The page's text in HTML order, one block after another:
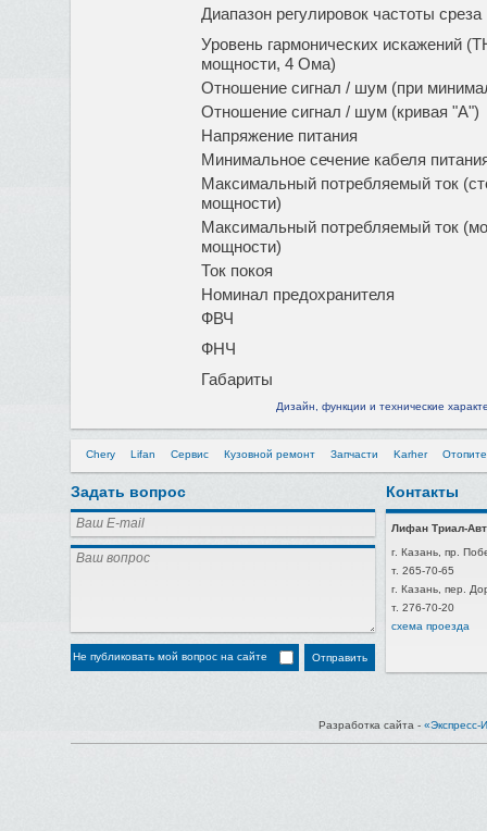
Диапазон регулировок частоты
Уровень гармонических искажений
мощности, 4 Ома)
Отношение сигнал / шум (при
Отношение сигнал / шум (кривая "A")
Напряжение питания
Минимальное сечение кабеля
Максимальный потребляемый ток
мощности)
Максимальный потребляемый ток
мощности)
Ток покоя
Номинал предохранителя
ФВЧ
ФНЧ
Габариты
Дизайн, функции и технические
Chery Lifan Сервис Кузовной ремонт Запчасти Karher
Задать вопрос
Не публиковать мой вопрос на сайте
Контакты
Лифан Триал-
г. Казань, пр.
т. 265-70-65
г. Казань, пер.
т. 276-70-20
схема проезда
Разработка сайта - «Экспресс-